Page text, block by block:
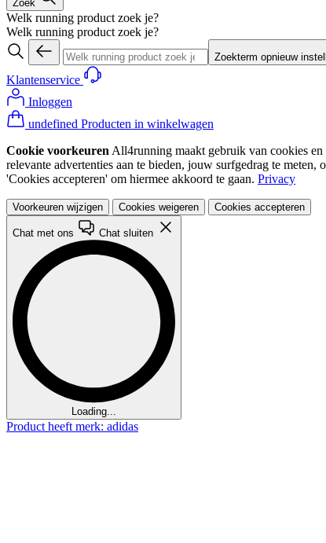
Zoek
Welk running product zoek je?
Welk running product zoek je?
Zoekterm opnieuw
Klantenservice
Inloggen
undefined Producten in winkelwagen
Cookie voorkeuren All4running maakt gebruik van cookies
relevante advertenties aan te bieden, jouw surfgedrag te
'Cookies accepteren' om hiermee akkoord te gaan. Privacy
Voorkeuren wijzigen Cookies weigeren Cookies accepteren
Chat met ons Chat sluiten
Loading...
Product heeft merk: adidas